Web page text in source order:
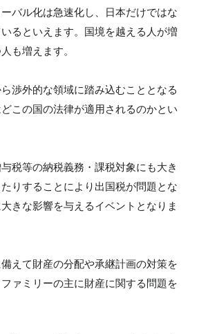
バル化は急速化し、日本だけではな
るといえます。国境を越える人が増
も増えます。
渉外的な領域に踏み込むこととなる
この国の法律が適用されるのかとい
税等の納税義務・課税対象にも大き
りすることにより出国税が問題とな
きな影響を与えるイベントとなりま
えて財産の分配や承継計画の対策を
ァミリーの主に財産に関する問題を